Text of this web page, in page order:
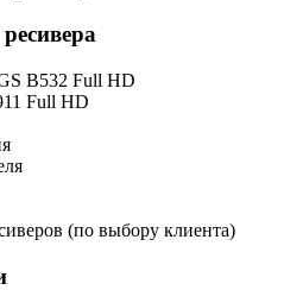
B532 Full HD
Full HD
(по выбору клиента)